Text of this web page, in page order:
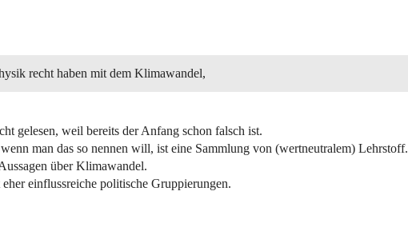
recht haben mit dem Klimawandel,
gelesen, weil bereits der Anfang schon falsch ist.
man das so nennen will, ist eine Sammlung von (wertneutralem) Lehrstoff.
über Klimawandel.
einflussreiche politische Gruppierungen.